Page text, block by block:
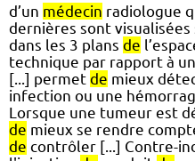
d’un médecin radiologue
dernières sont visualisées
dans les 3 plans de
technique par rapport à
[...] permet de mieux
infection ou une
Lorsque une tumeur est
de mieux se rendre
de contrôler [...] Contre-